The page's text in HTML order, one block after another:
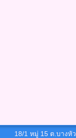
18/1 หมู่ 15 ต.บางหั